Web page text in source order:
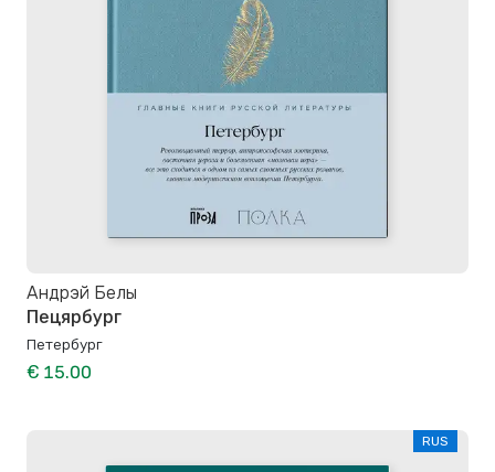
Андрэй Белы
Пецярбург
Петербург
€ 15.00
RUS